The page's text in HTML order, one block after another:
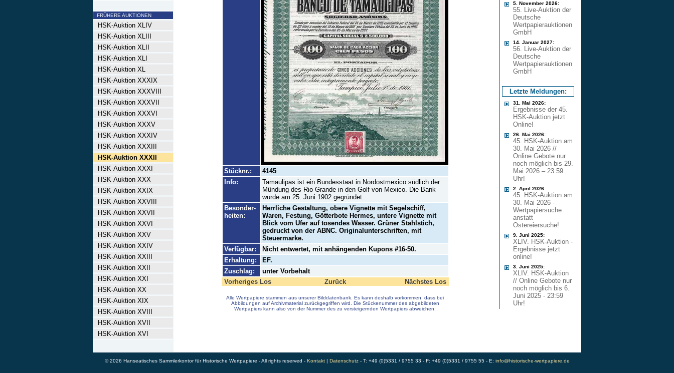
FRÜHERE AUKTIONEN
HSK-Auktion XLIV
HSK-Auktion XLIII
HSK-Auktion XLII
HSK-Auktion XLI
HSK-Auktion XL
HSK-Auktion XXXIX
HSK-Auktion XXXVIII
HSK-Auktion XXXVII
HSK-Auktion XXXVI
HSK-Auktion XXXV
HSK-Auktion XXXIV
HSK-Auktion XXXIII
HSK-Auktion XXXII
HSK-Auktion XXXI
HSK-Auktion XXX
HSK-Auktion XXIX
HSK-Auktion XXVIII
HSK-Auktion XXVII
HSK-Auktion XXVI
HSK-Auktion XXV
HSK-Auktion XXIV
HSK-Auktion XXIII
HSK-Auktion XXII
HSK-Auktion XXI
HSK-Auktion XX
HSK-Auktion XIX
HSK-Auktion XVIII
HSK-Auktion XVII
HSK-Auktion XVI
Stücknr.:
4145
Info:
Tamaulipas ist ein Bundesstaat in Nordostmexico südlich der
Mündung des Rio Grande in den Golf von Mexico. Die Bank
wurde am 25. Juni 1902 gegründet.
Besonder-
heiten:
Herrliche Gestaltung, obere Vignette mit Segelschiff,
Waren, Festung, Götterbote Hermes, untere Vignette mit
Blick vom Ufer auf tosendes Wasser. Grüner Stahlstich,
gedruckt von der ABNC. Originalunterschriften, mit
Steuermarke.
Verfügbar:
Nicht entwertet, mit anhängenden Kupons #16-50.
Erhaltung:
EF.
Zuschlag:
unter Vorbehalt
Vorheriges Los
Zurück Nächstes Los
Alle Wertpapiere stammen aus unserer Bilddatenbank. Es kann deshalb vorkommen, dass bei
Abbildungen auf Archivmaterial zurückgegriffen wird. Die Stückenummer des abgebildeten
Wertpapiers kann also von der Nummer des zu versteigernden Wertpapiers abweichen.
5. November 2026:
55. Live-Auktion der
Deutsche
Wertpapierauktionen
GmbH
14. Januar 2027:
56. Live-Auktion der
Deutsche
Wertpapierauktionen
GmbH
Letzte Meldungen:
31. Mai 2026:
Ergebnisse der 45.
HSK-Auktion jetzt
Online!
26. Mai 2026:
45. HSK-Auktion am
30. Mai 2026 //
Online Gebote nur
noch möglich bis 29.
Mai 2026 – 23:59
Uhr!
2. April 2026:
45. HSK-Auktion am
30. Mai 2026 -
Wertpapiersuche
anstatt
Ostereiersuche!
9. Juni 2025:
XLIV. HSK-Auktion -
Ergebnisse jetzt
online!
3. Juni 2025:
XLIV. HSK-Auktion
// Online Gebote nur
noch möglich bis 6.
Juni 2025 - 23:59
Uhr!
© 2026 Hanseatisches Sammlerkontor für Historische Wertpapiere - All rights reserved - Kontakt| Datenschutz- T: +49 (0)5331 / 9755 33 - F: +49 (0)5331 / 9755 55 - E: info@historische-wertpapiere.de